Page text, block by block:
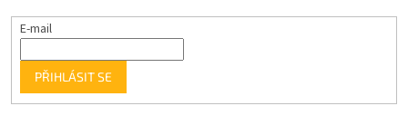
E-mail
PŘIHLÁSIT SE